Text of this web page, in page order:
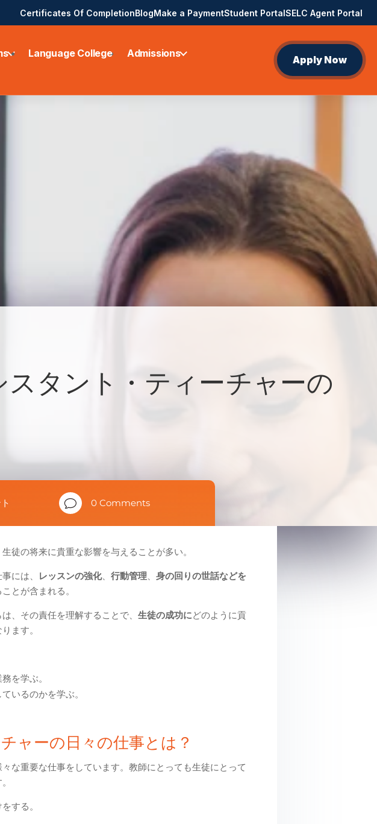
Certificates Of CompletionBlogMake a PaymentStudent PortalSELC Agent Portal
Language College Admissions
Apply Now
タント・ティーチャーの
v 0 Comments
徒の将来に貴重な影響を与えることが多い。
には、 レッスンの強化、 行動管理、 身の回りの世話などを
とが含まれる。
、その責任を理解することで、 生徒の成功にどのように貢
ます。
を学ぶ。
いるのかを学ぶ。
ャーの日々の仕事とは？
な重要な仕事をしています。教師にとっても生徒にとって
する。